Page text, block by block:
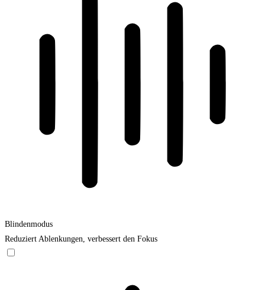
Blindenmodus
Reduziert Ablenkungen, verbessert den Fokus